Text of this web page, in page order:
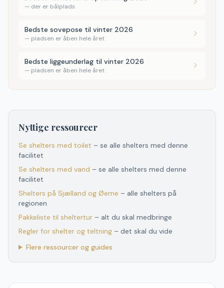
— der er bålplads
Bedste sovepose til vinter 2026
— pladsen er åben hele året
Bedste liggeunderlag til vinter 2026
— pladsen er åben hele året
Nyttige ressourcer
Se shelters med toilet – se alle shelters med denne
facilitet
Se shelters med vand – se alle shelters med denne
facilitet
Shelters på Sjælland og Øerne – alle shelters på
regionen
Pakkeliste til sheltertur – alt du skal medbringe
Regler for shelter og teltning – det skal du vide
Flere ressourcer og guides